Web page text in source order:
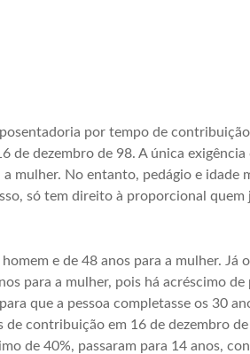
por tempo de
de dezembro de 98. A única
mulher. No entanto, pedágio e idade
só tem direito à proporcional quem
e de 48 anos para a mulher. Já
para a mulher, pois há acréscimo de
que a pessoa completasse os 30
contribuição em 16 de dezembro
de 40%, passaram para 14 anos,